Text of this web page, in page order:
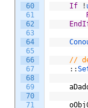
60
61
62
63
64
65
66
67
68
69
70
71
If !
//
: :